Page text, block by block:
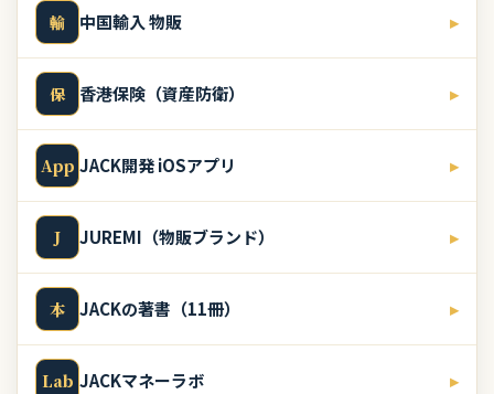
輸 中国輸入 物販 ▸
保 香港保険（資産防衛） ▸
App JACK開発 iOSアプリ ▸
J JUREMI（物販ブランド） ▸
本 JACKの著書（11冊） ▸
Lab JACKマネーラボ ▸